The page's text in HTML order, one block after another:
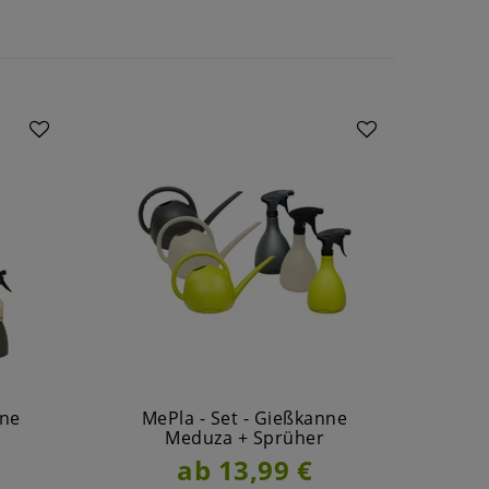
MePla - Set - Gießkanne
Meduza + Sprüher
ab 13,99 €